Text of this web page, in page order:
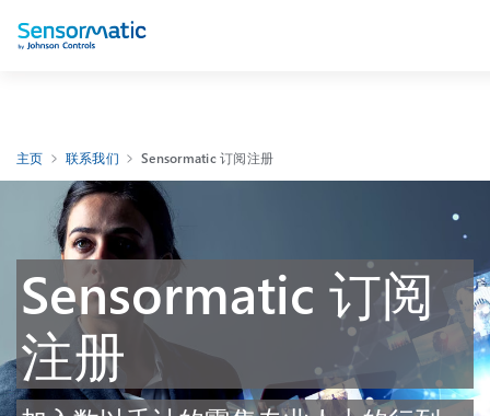
主页 联系我们 Sensormatic 订阅注册
Sensormatic 订阅
注册